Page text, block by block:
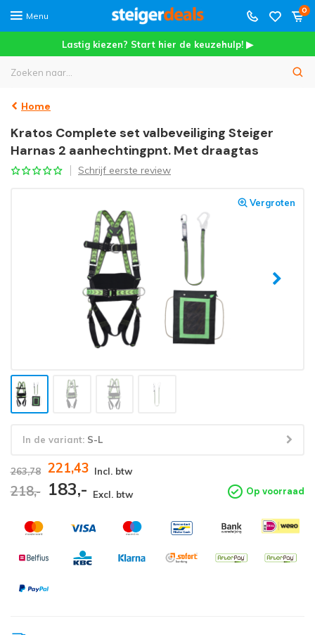
Menu
0
Lastig kiezen? Start hier de keuzehulp! ▶
Home
Kratos Complete set valbeveiliging Steiger
Harnas 2 aanhechtingpnt. Met draagtas
Schrijf eerste review
Vergroten
In de variant: S-L
263,78 221,43 Incl. btw
218,- 183,- Excl. btw Op voorraad